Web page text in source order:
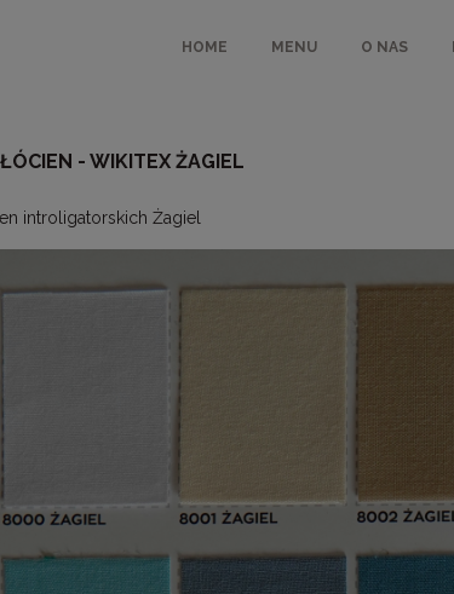
HOME MENU O NAS
- WIKITEX ŻAGIEL
introligatorskich Żagiel